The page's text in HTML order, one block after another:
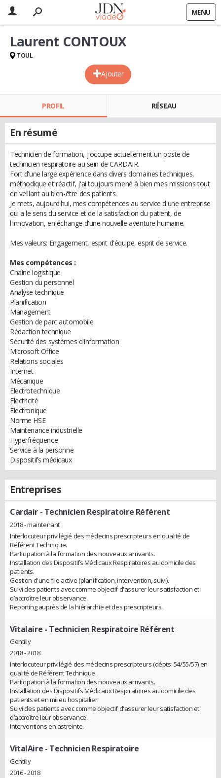
MENU
Ajouter
Laurent CONTOUX
TOUL
PROFIL RÉSEAU
En résumé
Technicien de formation, j'occupe actuellement un poste de
technicien respiratoire au sein de CARDAIR.
Fort d'une large expérience dans divers domaines techniques,
méthodique et réactif, j'ai toujours mené à bien mes missions tout
en veillant au bien-être des patients.
Je mets, aujourd'hui, mes compétences au service d'une entreprise
qui a le sens du service et de la satisfaction du patient, de
l'innovation, en échange d'une nouvelle aventure humaine.
Mes valeurs: Engagement, esprit d'équipe, esprit de service.
Mes compétences :
Chaine logistique
Gestion du personnel
Analyse technique
Planification
Management
Gestion de parc automobile
Rédaction technique
Sécurité des systèmes d'information
Microsoft Office
Relations sociales
Internet
Mécanique
Electrotechnique
Electricité
Electronique
Norme HSE
Maintenance industrielle
Hyperfréquence
Service à la personne
Dispositifs médicaux
Entreprises
Cardair - Technicien Respiratoire Référent
2018 - maintenant
Interlocuteur privilégié des médecins prescripteurs en qualité de
Référent Technique.
Participation à la formation des nouveaux arrivants.
Installation des Dispositifs Médicaux Respiratoires au domicile des
patients.
Gestion d'une file active (planification, intervention, suivi).
Suivi des patients avec comme objectif d'assurer leur satisfaction et
d’accroître leur observance.
Reporting auprès de la hiérarchie et des prescripteurs.
Vitalaire - Technicien Respiratoire Référent
Gentilly
2018 - 2018
Interlocuteur privilégié des médecins prescripteurs (dépts. 54/55/57) en
qualité de Référent Technique.
Participation à la formation des nouveaux arrivants.
Installation des Dispositifs Médicaux Respiratoires au domicile des
patients et en milieu hospitalier.
Suivi des patients avec comme objectif d'assurer leur satisfaction et
d’accroître leur observance.
Interventions en astreinte.
VitalAire - Technicien Respiratoire
Gentilly
2016 - 2018